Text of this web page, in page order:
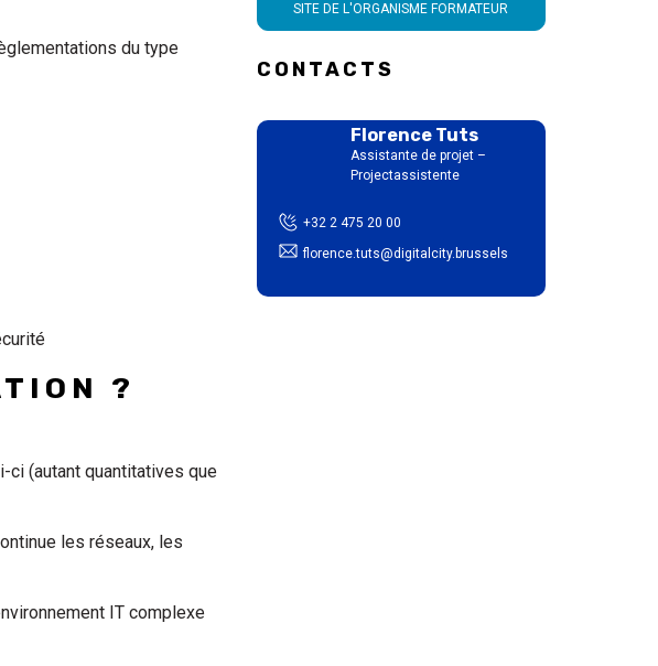
du type
?
ci (autant quantitatives que
les réseaux, les
IT complexe
SITE DE L'ORGANISME FORMATEUR
CONTACTS
Florence Tuts
Assistante de projet –
Projectassistente
+32 2 475 20 00
florence.tuts@digitalcity.brussels